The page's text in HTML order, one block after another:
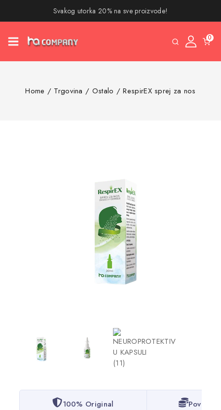
Svakog utorka 20% na sve proizvode!
0
Home / Trgovina / Ostalo / RespirEX sprej za nos
100% Original